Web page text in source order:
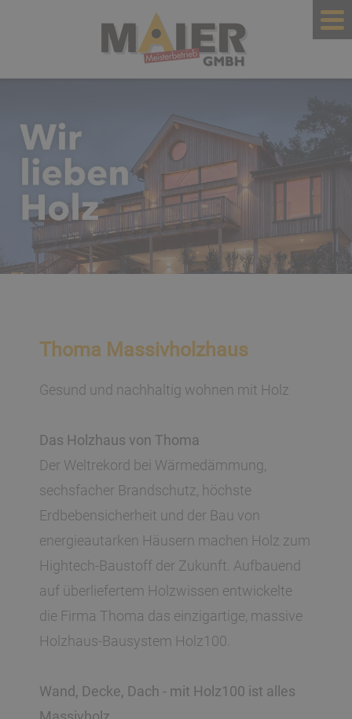
Thoma Massivholzhaus
Gesund und nachhaltig wohnen mit Holz
Das Holzhaus von Thoma
Der Weltrekord bei Wärmedämmung,
sechsfacher Brandschutz, höchste
Erdbebensicherheit und der Bau von
energieautarken Häusern machen Holz zum
Hightech-Baustoff der Zukunft. Aufbauend
auf überliefertem Holzwissen entwickelte
die Firma Thoma das einzigartige, massive
Holzhaus-Bausystem Holz100.
Wand, Decke, Dach - mit Holz100 ist alles